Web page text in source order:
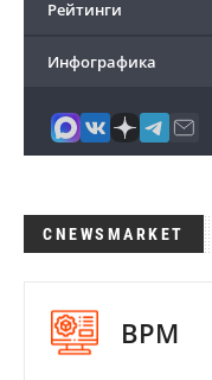
Рейтинги
Инфографика
CNEWSMARKET
BPM